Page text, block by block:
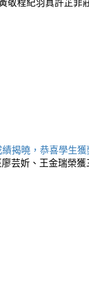
揭曉，恭喜學生
芸妡、王金瑞榮